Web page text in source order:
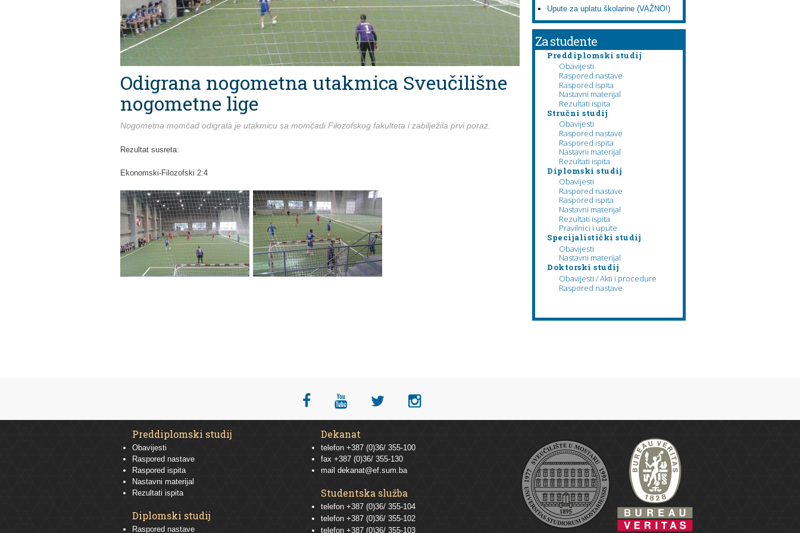
Odigrana nogometna utakmica Sveučilišne
nogometne lige
Nogometna momčad odigrala je utakmicu sa momčadi Filozofskog fakulteta i zabilježila prvi poraz.
Rezultat susreta:
Ekonomski-Filozofski 2:4
Upute za uplatu školarine (VAŽNO!)
Za studente
Preddiplomski studij
Obavijesti
Raspored nastave
Raspored ispita
Nastavni materijal
Rezultati ispita
Stručni studij
Obavijesti
Raspored nastave
Raspored ispita
Nastavni materijal
Rezultati ispita
Diplomski studij
Obavijesti
Raspored nastave
Raspored ispita
Nastavni materijal
Rezultati ispita
Pravilnici i upute
Specijalistički studij
Obavijesti
Nastavni materijal
Doktorski studij
Obavijesti / Akti i procedure
Raspored nastave
Preddiplomski studij
Obavijesti
Raspored nastave
Raspored ispita
Nastavni materijal
Rezultati ispita
Diplomski studij
Raspored nastave
Dekanat
telefon +387 (0)36/ 355-100
fax +387 (0)36/ 355-130
mail dekanat@ef.sum.ba
Studentska služba
telefon +387 (0)36/ 355-104
telefon +387 (0)36/ 355-102
telefon +387 (0)36/ 355-103